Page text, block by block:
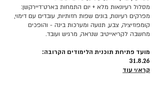
מסלול רעיונאות מלא + יום התמחות בארט־דיירקשן:
מפרקים רעיונות, בונים שפות חזותיות, עובדים עם דימוי,
קומפוזיציה, צבע, תנועה ומערכות בינה - והופכים
מחשבה לקריאייטיב שנראה, מרגיש ועובד.
מועד פתיחת תוכנית הלימודים הקרובה:
31.8.26
קרא/י עוד